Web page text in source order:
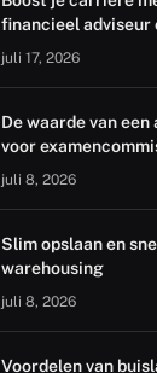
financieel adviseur
juli 17, 2026
De waarde van
voor
juli 8, 2026
Slim opslaan en
warehousing
juli 8, 2026
Voordelen van